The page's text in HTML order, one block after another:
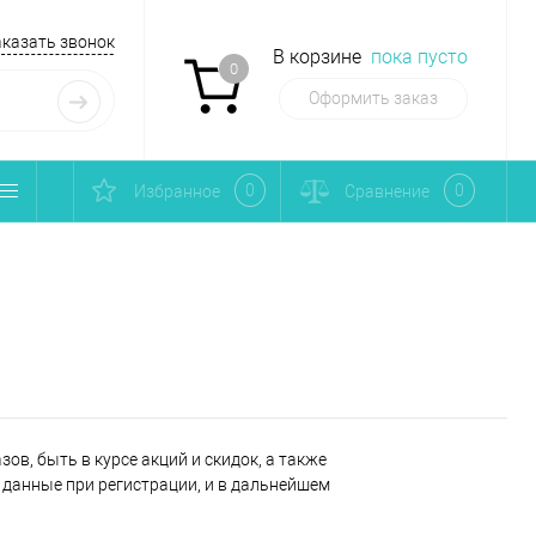
звонок
0
В корзине пока пусто
Оформить заказ
Избранное 0 Сравнение 0
быть в курсе акций и скидок, а также
при регистрации, и в дальнейшем